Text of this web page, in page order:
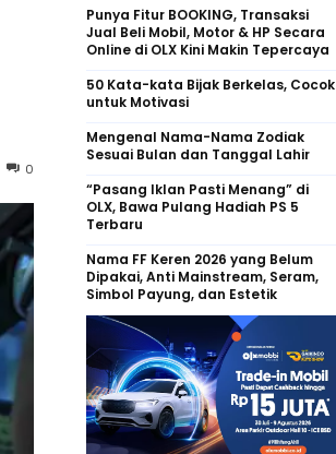
0
Punya Fitur BOOKING, Transaksi
Jual Beli Mobil, Motor & HP Secara
Online di OLX Kini Makin Tepercaya
50 Kata-kata Bijak Berkelas, Cocok
untuk Motivasi
Mengenal Nama-Nama Zodiak
Sesuai Bulan dan Tanggal Lahir
“Pasang Iklan Pasti Menang” di
OLX, Bawa Pulang Hadiah PS 5
Terbaru
Nama FF Keren 2026 yang Belum
Dipakai, Anti Mainstream, Seram,
Simbol Payung, dan Estetik